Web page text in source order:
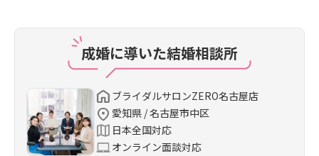
成婚に導いた結婚相談所
ブライダルサロンZERO名古屋店
愛知県 / 名古屋市中区
日本全国対応
オンライン面談対応